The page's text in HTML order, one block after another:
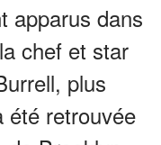
apparus dans
chef et star
plus
été retrouvée